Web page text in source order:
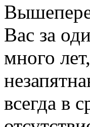
Вас за
много
всегда в